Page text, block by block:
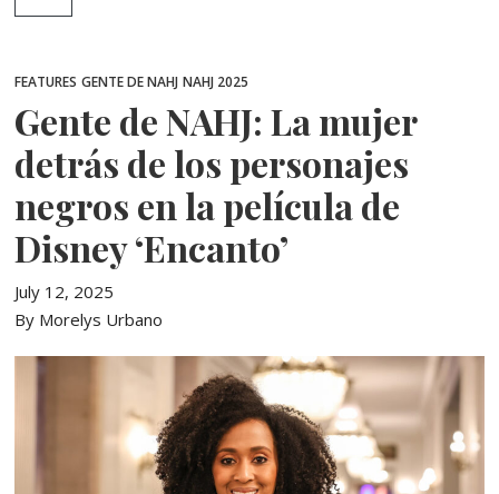
FEATURES GENTE DE NAHJ NAHJ 2025
Gente de NAHJ: La mujer
detrás de los personajes
negros en la película de
Disney ‘Encanto’
July 12, 2025
By Morelys Urbano